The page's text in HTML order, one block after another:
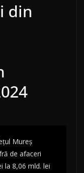
din
Mureș
de afaceri
la 8,06 mld. lei